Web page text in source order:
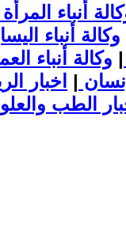
أنباء المرأة
وكالة أنباء
| وكالة أنباء
| اخبار